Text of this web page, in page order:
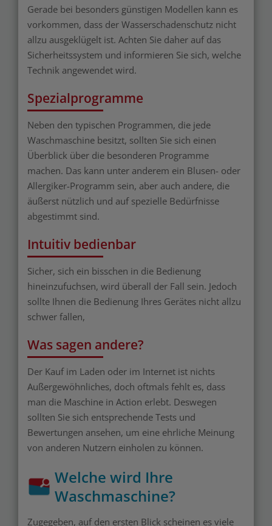
Gerade bei besonders günstigen Modellen kann es
vorkommen, dass der Wasserschadenschutz nicht
allzu ausgeklügelt ist. Achten Sie daher auf das
Sicherheitssystem und informieren Sie sich, welche
Technik angewendet wird.
Spezialprogramme
Neben den typischen Programmen, die jede
Waschmaschine besitzt, sollten Sie sich einen
Überblick über die besonderen Programme
machen. Das kann unter anderem ein Blusen- oder
Allergiker-Programm sein, aber auch andere, die
äußerst nützlich und auf spezielle Bedürfnisse
abgestimmt sind.
Intuitiv bedienbar
Sicher, sich ein bisschen in die Bedienung
hineinzufuchsen, wird überall der Fall sein. Jedoch
sollte Ihnen die Bedienung Ihres Gerätes nicht allzu
schwer fallen,
Was sagen andere?
Der Kauf im Laden oder im Internet ist nichts
Außergewöhnliches, doch oftmals fehlt es, dass
man die Maschine in Action erlebt. Deswegen
sollten Sie sich entsprechende Tests und
Bewertungen ansehen, um eine ehrliche Meinung
von anderen Nutzern einholen zu können.
Welche wird Ihre
Waschmaschine?
Zugegeben, auf den ersten Blick scheinen es viele